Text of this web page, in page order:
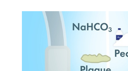
United Kingdom